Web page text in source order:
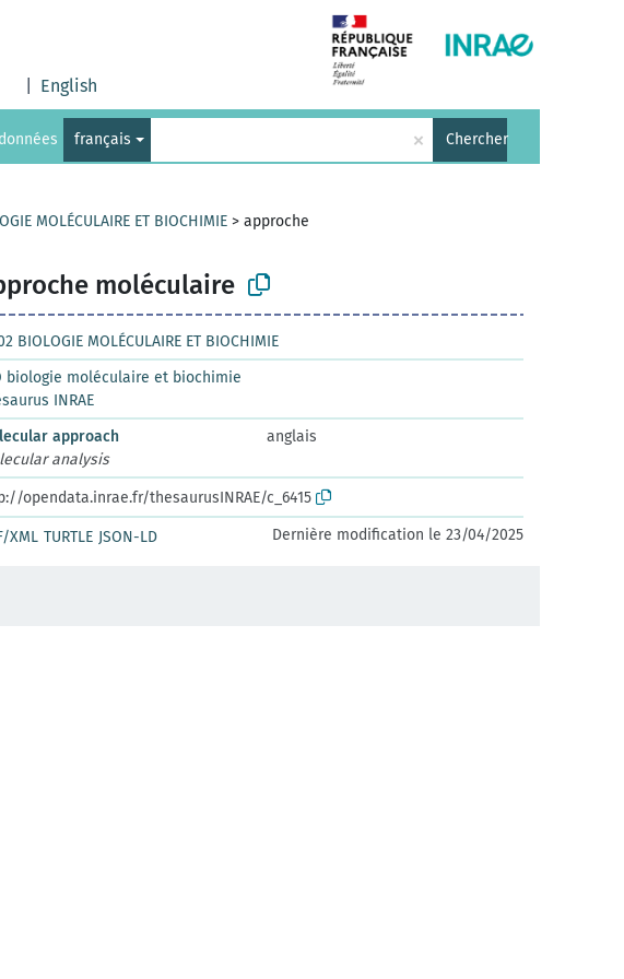
English
français × Chercher
MOLÉCULAIRE ET BIOCHIMIE > approche
moléculaire
BIOLOGIE MOLÉCULAIRE ET BIOCHIMIE
biologie moléculaire et biochimie
INRAE
approach
anglais
analysis
opendata.inrae.fr/thesaurusINRAE/c_6415
XML TURTLE JSON-LD Dernière modification le 23/04/2025